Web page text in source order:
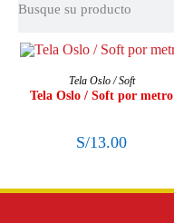
AÑADIR AL CARRITO
Tela Oslo / Soft
Tela Oslo / Soft por metro
S/13.00